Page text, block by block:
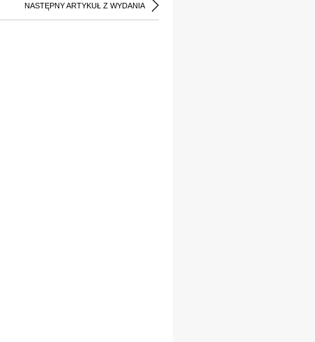
NASTĘPNY ARTYKUŁ Z WYDANIA